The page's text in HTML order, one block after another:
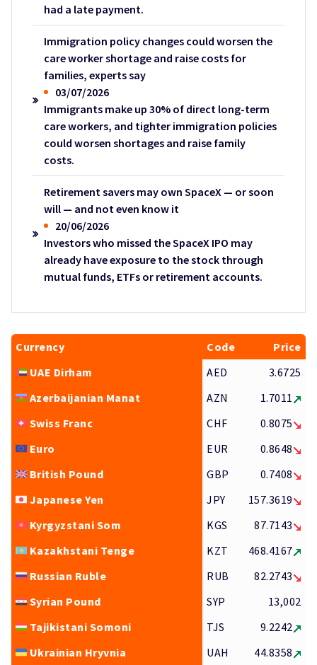
had a late payment.
Immigration policy changes could worsen the
care worker shortage and raise costs for
families, experts say
03/07/2026
Immigrants make up 30% of direct long-term
care workers, and tighter immigration policies
could worsen shortages and raise family
costs.
Retirement savers may own SpaceX — or soon
will — and not even know it
20/06/2026
Investors who missed the SpaceX IPO may
already have exposure to the stock through
mutual funds, ETFs or retirement accounts.
Currency Code
Price
UAE Dirham
AED
3.6725
Azerbaijanian Manat
AZN
1.7011
Swiss Franc
CHF
0.8075
Euro
EUR
0.8648
British Pound
GBP
0.7408
Japanese Yen
JPY
157.3619
Kyrgyzstani Som
KGS
87.7143
Kazakhstani Tenge
KZT
468.4167
Russian Ruble
RUB
82.2743
Syrian Pound
SYP
13,002
Tajikistani Somoni
TJS
9.2242
Ukrainian Hryvnia
UAH
44.8358